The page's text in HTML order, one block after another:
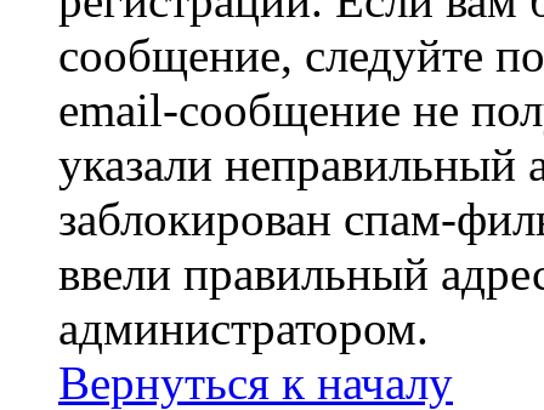
сообщение, следуйте
email-сообщение не
указали неправильный
заблокирован спам-
ввели правильный
администратором.
Вернуться к началу